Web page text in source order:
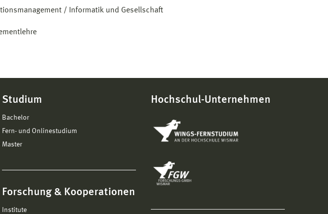
/ Informatik und Gesellschaft
Studium
Bachelor
Fern- und Onlinestudium
Master
Forschung & Kooperationen
Institute
Hochschul-Unternehmen